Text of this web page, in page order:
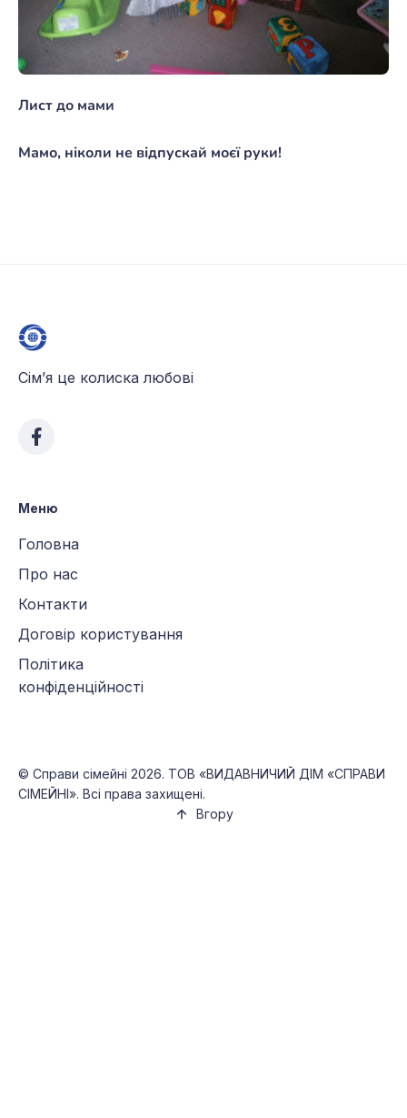
Лист до мами
Мамо, ніколи не відпускай моєї руки!
Сім’я це колиска любові
Меню
Головна
Про нас
Контакти
Договір користування
Політика
конфіденційності
© Справи сімейні 2026. ТОВ «ВИДАВНИЧИЙ ДІМ «СПРАВИ
СІМЕЙНІ». Всі права захищені.
Вгору